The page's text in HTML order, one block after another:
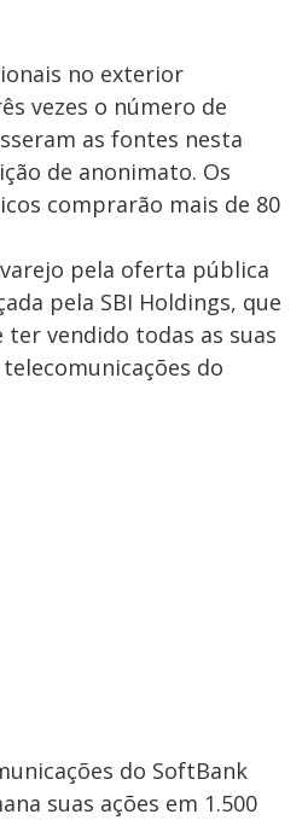
no exterior
vezes o número de
as fontes nesta
de anonimato. Os
comprarão mais de 80
pela oferta pública
pela SBI Holdings, que
ter vendido todas as suas
do
do SoftBank
suas ações em 1.500